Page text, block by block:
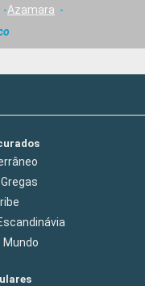
Azamara
Mundo